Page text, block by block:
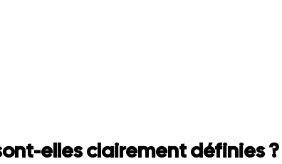
elles clairement définies ?